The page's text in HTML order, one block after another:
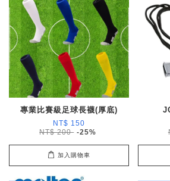
專業比賽級足球長襪(厚底)
NT$ 150
NT$ 200 -25%
加入購物車